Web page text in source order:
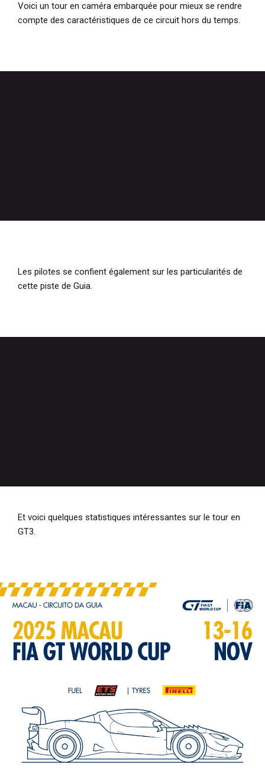
Voici un tour en caméra embarquée pour mieux se rendre
compte des caractéristiques de ce circuit hors du temps.
Les pilotes se confient également sur les particularités de
cette piste de Guia.
Et voici quelques statistiques intéressantes sur le tour en
GT3.